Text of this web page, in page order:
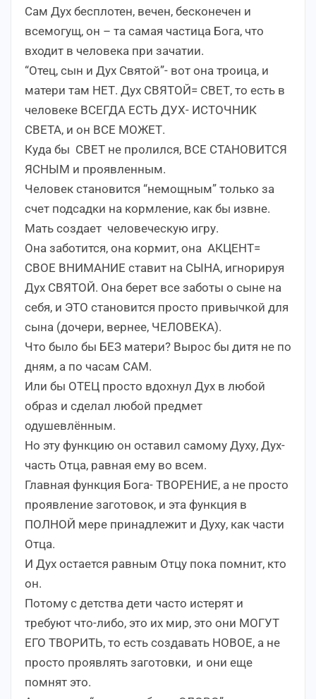
Сам Дух бесплотен, вечен, бесконечен и
всемогущ, он – та самая частица Бога, что
входит в человека при зачатии.
“Отец, сын и Дух Святой”- вот она троица, и
матери там НЕТ. Дух СВЯТОЙ= СВЕТ, то есть в
человеке ВСЕГДА ЕСТЬ ДУХ- ИСТОЧНИК
СВЕТА, и он ВСЕ МОЖЕТ.
Куда бы СВЕТ не пролился, ВСЕ СТАНОВИТСЯ
ЯСНЫМ и проявленным.
Человек становится “немощным” только за
счет подсадки на кормление, как бы извне.
Мать создает человеческую игру.
Она заботится, она кормит, она АКЦЕНТ=
СВОЕ ВНИМАНИЕ ставит на СЫНА, игнорируя
Дух СВЯТОЙ. Она берет все заботы о сыне на
себя, и ЭТО становится просто привычкой для
сына (дочери, вернее, ЧЕЛОВЕКА).
Что было бы БЕЗ матери? Вырос бы дитя не по
дням, а по часам САМ.
Или бы ОТЕЦ просто вдохнул Дух в любой
образ и сделал любой предмет
одушевлённым.
Но эту функцию он оставил самому Духу, Дух-
часть Отца, равная ему во всем.
Главная функция Бога- ТВОРЕНИЕ, а не просто
проявление заготовок, и эта функция в
ПОЛНОЙ мере принадлежит и Духу, как части
Отца.
И Дух остается равным Отцу пока помнит, кто
он.
Потому с детства дети часто истерят и
требуют что-либо, это их мир, это они МОГУТ
ЕГО ТВОРИТЬ, то есть создавать НОВОЕ, а не
просто проявлять заготовки, и они еще
помнят это.